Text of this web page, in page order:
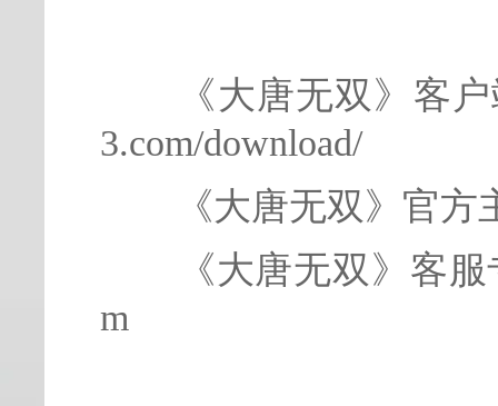
《大唐无双》客
3.com/download/
《大唐无双》官方
《大唐无双》客
m